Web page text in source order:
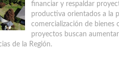
financiar y respaldar
productiva orientados a la
comercialización de bienes
proyectos buscan
de la Región.